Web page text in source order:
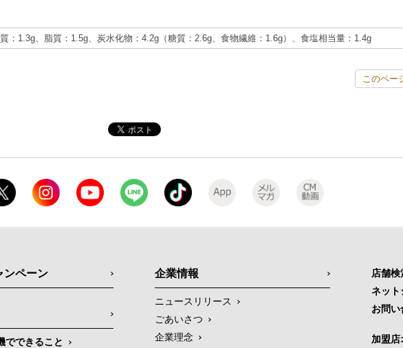
：1.3g、脂質：1.5g、炭水化物：4.2g（糖質：2.6g、食物繊維：1.6g）、食塩相当量：1.4g
このペー
ンペーン
でできること
企業情報
ニュースリリース
ごあいさつ
企業理念
店舗検
ネット
お問い
加盟店